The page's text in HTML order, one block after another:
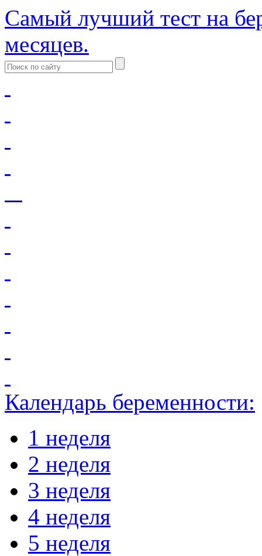
Самый лучший тест на
месяцев.
Календарь беременности:
1 неделя
2 неделя
3 неделя
4 неделя
5 неделя